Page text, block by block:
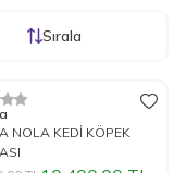
Sırala
NOLA KEDİ KÖPEK